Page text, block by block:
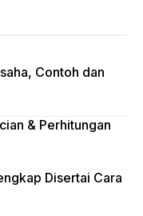
Contoh dan
& Perhitungan
Disertai Cara